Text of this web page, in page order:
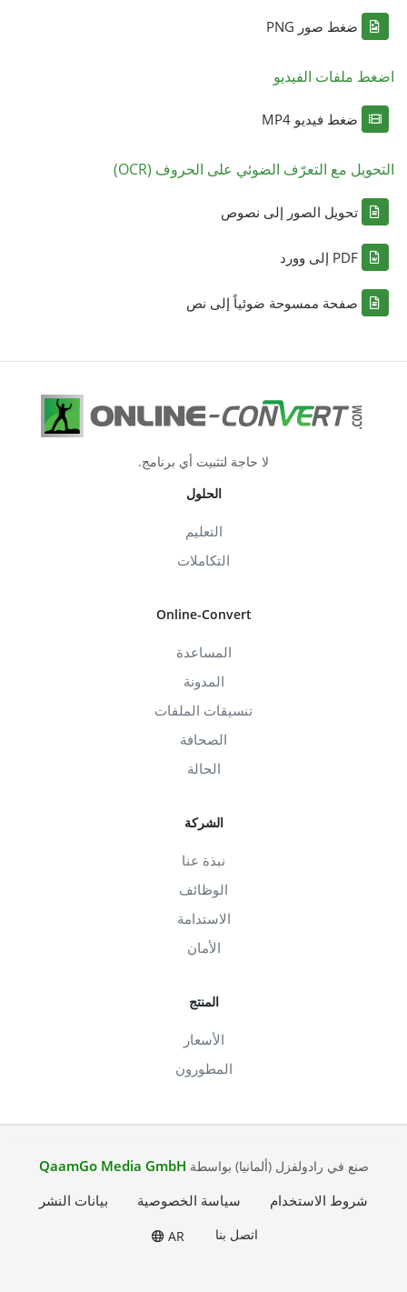
ضغط صور PNG
اضغط ملفات الفيديو
ضغط فيديو MP4
التحويل مع التعرّف الضوئي على الحروف (OCR)
تحويل الصور إلى نصوص
PDF إلى وورد
صفحة ممسوحة ضوئياً إلى نص
لا حاجة لتثبيت أي برنامج.
الحلول
التعليم
التكاملات
Online-Convert
المساعدة
المدونة
تنسيقات الملفات
الصحافة
الحالة
الشركة
نبذة عنا
الوظائف
الاستدامة
الأمان
المنتج
الأسعار
المطورون
صنع في رادولفزل (ألمانيا) بواسطة QaamGo Media GmbH
شروط الاستخدام
سياسة الخصوصية بيانات النشر
اتصل بنا AR